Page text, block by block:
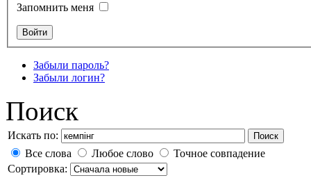
Запомнить меня
Забыли пароль?
Забыли логин?
Поиск
Искать по: Поиск
Все слова Любое слово
Точное совпадение
Сортировка: